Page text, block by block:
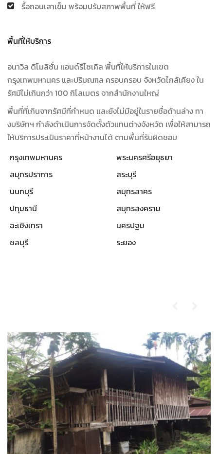
รื้อถอนเสาเข็ม พร้อมปรับสภาพพื้นที่ ให้ฟรี
พื้นที่ให้บริการ
อนาวิล ดิโมลิชั่น แอนด์รีไซเคิล พื้นที่ให้บริการในเขต
กรุงเทพมหานคร และปริมณฑล ครอบครอบ จังหวัดไกล้เคียง ใน
รัศมีไม่เกินกว่า 100 กิโลเมตร จากสำนักงานใหญ่
พื้นที่ที่เกินจากรัศมีที่กำหนด และยังไม่มีอยู่ในรายชื่อด้านล่าง ทา
งบริษัทฯ กำลังดำเนินการจัดตั้งตัวแทนต่างจังหวัด เพื่อให้สามารถ
ให้บริการประเมินราคาที่หน้างานได้ ตามพื้นที่รับผิดชอบ
กรุงเทพมหานคร
พระนครศรีอยุธยา
สมุทรปราการ
สระบุรี
นนทบุรี
สมุทรสาคร
ปทุมธานี
สมุทรสงคราม
ฉะเชิงเทรา
นครปฐม
ชลบุรี
ระยอง
รับซื้อบ้านไม้เก่า-ตราด